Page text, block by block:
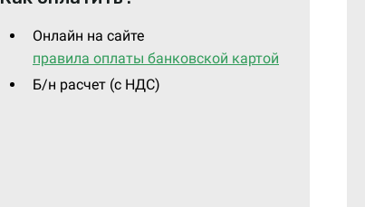
Онлайн на сайте
правила оплаты банковской картой
Б/н расчет (c НДС)